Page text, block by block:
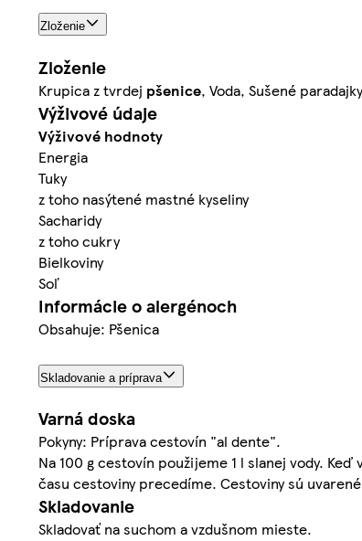
Zloženie
Zloženie
Krupica z tvrdej pšenice, Voda, Sušené
Výživové údaje
Výživové hodnoty
Energia
Tuky
z toho nasýtené mastné kyseliny
Sacharidy
z toho cukry
Bielkoviny
Soľ
Informácie o alergénoch
Obsahuje: Pšenica
Skladovanie a príprava
Varná doska
Pokyny: Príprava cestovín "al dente".
Na 100 g cestovín použijeme 1 l slanej vody.
času cestoviny precedíme. Cestoviny sú
Skladovanie
Skladovať na suchom a vzdušnom mieste.